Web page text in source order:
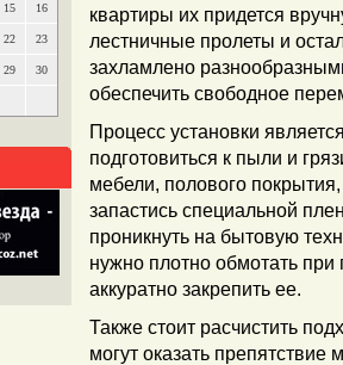
15 16
22 23
29 30
квартиры их придется
лестничные пролеты и
захламлено
обеспечить свободное
Процесс установки
подготовиться к пыли и
мебели, полового
запастись специальной
проникнуть на бытовую
нужно плотно обмотать
аккуратно закрепить ее.
Также стоит расчистить
могут оказать